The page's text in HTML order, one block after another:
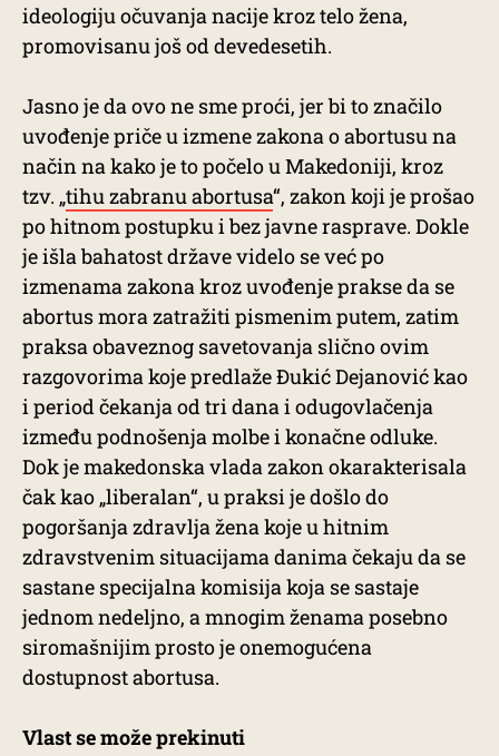
ideologiju očuvanja nacije kroz telo žena,
promovisanu još od devedesetih.
Jasno je da ovo ne sme proći, jer bi to značilo
uvođenje priče u izmene zakona o abortusu na
način na kako je to počelo u Makedoniji, kroz
tzv. „tihu zabranu abortusa“, zakon koji je prošao
po hitnom postupku i bez javne rasprave. Dokle
je išla bahatost države videlo se već po
izmenama zakona kroz uvođenje prakse da se
abortus mora zatražiti pismenim putem, zatim
praksa obaveznog savetovanja slično ovim
razgovorima koje predlaže Đukić Dejanović kao
i period čekanja od tri dana i odugovlačenja
između podnošenja molbe i konačne odluke.
Dok je makedonska vlada zakon okarakterisala
čak kao „liberalan“, u praksi je došlo do
pogoršanja zdravlja žena koje u hitnim
zdravstvenim situacijama danima čekaju da se
sastane specijalna komisija koja se sastaje
jednom nedeljno, a mnogim ženama posebno
siromašnijim prosto je onemogućena
dostupnost abortusa.
Vlast se može prekinuti